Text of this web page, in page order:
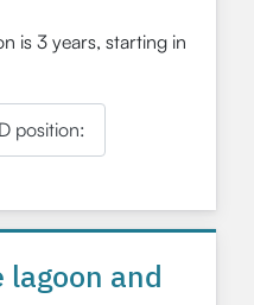
is 3 years, starting in
position:
lagoon and